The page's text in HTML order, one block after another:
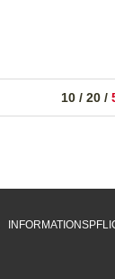
10 / 20 /